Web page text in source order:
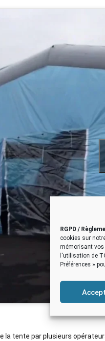
RGPD /
cookies sur
mémorisant vos
l'utilisation de
Préférences »
la tente par plusieurs